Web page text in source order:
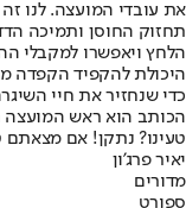
את עובדי המועצה. לנו זה
תחזוק החוסן ותמיכה
הלחץ ויאפשרו למקבלי
היכולת להקפיד הקפדה
כדי שנחזיר את חיי
הכותב הוא ראש המועצה
טעינו? נתקן! אם
יאיר פרג'ון
מדורים
ספורט